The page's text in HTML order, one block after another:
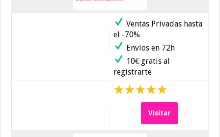
Ventas Privadas hasta
el -70%
Envíos en 72h
10€ gratis al
registrarte
Visitar